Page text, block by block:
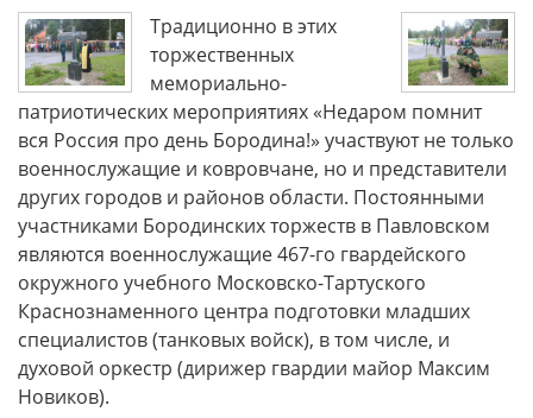
Традиционно в этих
торжественных
мемориально-
патриотических мероприятиях «Недаром помнит
вся Россия про день Бородина!» участвуют не только
военнослужащие и ковровчане, но и представители
других городов и районов области. Постоянными
участниками Бородинских торжеств в Павловском
являются военнослужащие 467-го гвардейского
окружного учебного Московско-Тартуского
Краснознаменного центра подготовки младших
специалистов (танковых войск), в том числе, и
духовой оркестр (дирижер гвардии майор Максим
Новиков).